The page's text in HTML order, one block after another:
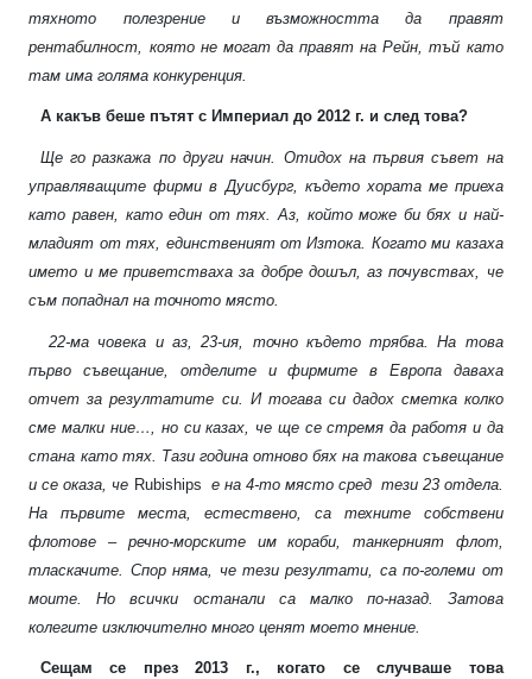
тяхното полезрение и възможността да правят
рентабилност, която не могат да правят на Рейн, тъй като
там има голяма конкуренция.
А какъв беше пътят с Империал до 2012 г. и след това?
Ще го разкажа по други начин. Отидох на първия съвет на
управляващите фирми в Дуисбург, където хората ме приеха
като равен, като един от тях. Аз, който може би бях и най-
младият от тях, единственият от Изтока. Когато ми казаха
името и ме приветстваха за добре дошъл, аз почувствах, че
съм попаднал на точното място.
22-ма човека и аз, 23-ия, точно където трябва. На това
първо съвещание, отделите и фирмите в Европа даваха
отчет за резултатите си. И тогава си дадох сметка колко
сме малки ние…, но си казах, че ще се стремя да работя и да
стана като тях. Тази година отново бях на такова съвещание
и се оказа, че Rubiships е на 4-то място сред тези 23 отдела.
На първите места, естествено, са техните собствени
флотове – речно-морските им кораби, танкерният флот,
тласкачите. Спор няма, че тези резултати, са по-големи от
моите. Но всички останали са малко по-назад. Затова
колегите изключително много ценят моето мнение.
Сещам се през 2013 г., когато се случваше това